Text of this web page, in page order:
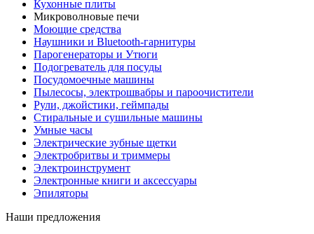
Кухонные плиты
Микроволновые печи
Моющие средства
Наушники и Bluetooth-гарнитуры
Парогенераторы и Утюги
Подогреватель для посуды
Посудомоечные машины
Пылесосы, электрошвабры и пароочистители
Рули, джойстики, геймпады
Стиральные и сушильные машины
Умные часы
Электрические зубные щетки
Электробритвы и триммеры
Электроинструмент
Электронные книги и аксессуары
Эпиляторы
Наши предложения